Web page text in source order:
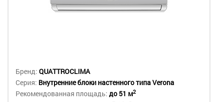
Бренд: QUATTROCLIMA
Серия: Внутренние блоки настенного типа Verona
Рекомендованная площадь: до 51 м2